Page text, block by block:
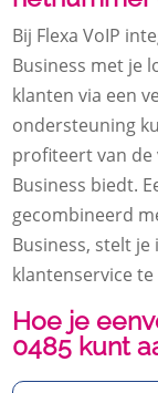
Bij Flexa VoIP
Business met je
klanten via een
ondersteuning
profiteert van de
Business biedt.
gecombineerd
Business, stelt
klantenservice
Hoe je
0485 kunt